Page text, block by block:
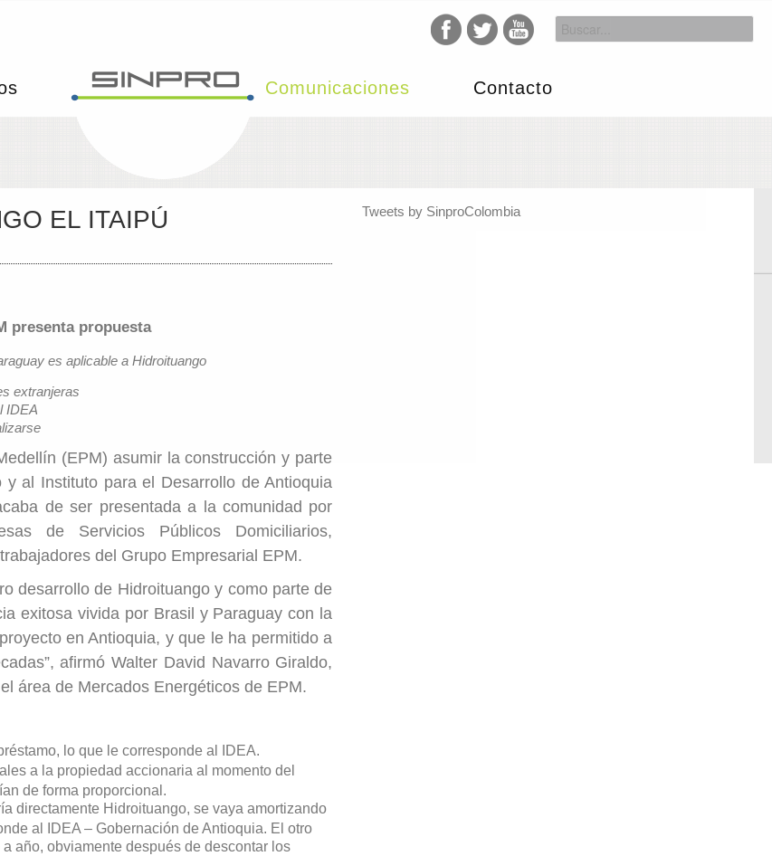
Comunicaciones Contacto
EL ITAIPÚ
presenta propuesta
es aplicable a Hidroituango
extranjeras
IDEA
(EPM) asumir la construcción y parte
al Instituto para el Desarrollo de Antioquia
de ser presentada a la comunidad por
de Servicios Públicos Domiciliarios,
del Grupo Empresarial EPM.
desarrollo de Hidroituango y como parte de
exitosa vivida por Brasil y Paraguay con la
en Antioquia, y que le ha permitido a
afirmó Walter David Navarro Giraldo,
área de Mercados Energéticos de EPM.
lo que le corresponde al IDEA.
a la propiedad accionaria al momento del
de forma proporcional.
directamente Hidroituango, se vaya amortizando
al IDEA – Gobernación de Antioquia. El otro
año, obviamente después de descontar los
Tweets by SinproColombia